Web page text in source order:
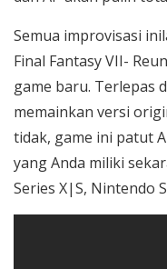
Semua improvisasi
Final Fantasy VII-
game baru. Terlepas
memainkan versi
tidak, game ini patut
yang Anda miliki
Series X|S, Nintendo